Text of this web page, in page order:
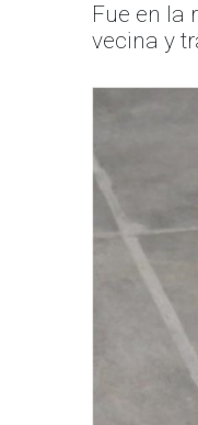
Fue en la
vecina y